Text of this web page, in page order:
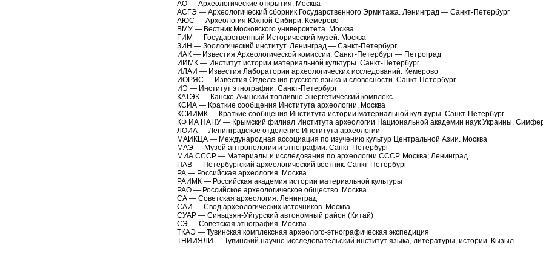
АО — Археологические открытия. Москва
АСГЭ — Археологический сборник Государственного Эрмитажа. Ленинград — Санкт-Петербург
АЮС — Археология Южной Сибири. Кемерово
ВМУ — Вестник Московского университета. Москва
ГИМ — Государственный Исторический музей. Москва
ЗИН — Зоологический институт. Ленинград — Санкт-Петербург
ИАК — Известия Археологической комиссии. Санкт-Петербург — Петроград
ИИМК — Институт истории материальной культуры. Санкт-Петербург
ИЛАИ — Известия Лаборатории археологических исследований. Кемерово
ИОРЯС — Известия Отделения русского языка и словесности. Санкт-Петербург
ИЭ — Институт этнографии. Санкт-Петербург
КАТЭК — Канско-Ачинский топливно-энергетический комплекс
КСИА — Краткие сообщения Института археологии. Москва
КСИИМК — Краткие сообщения Института истории материальной культуры. Санкт-Петербург
КФ ИА НАНУ — Крымский филиал Института археологии Национальной академии наук Украины.
ЛОИА — Ленинградское отделение Института археологии
МАИКЦА — Международная ассоциация по изучению культур Центральной Азии. Москва
МАЭ — Музей антропологии и этнографии. Санкт-Петербург
МИА СССР — Материалы и исследования по археологии СССР. Москва; Ленинград
ПАВ — Петербургский археологический вестник. Санкт-Петербург
РА — Российская археология. Москва
РАИМК — Российская академия истории материальной культуры
РАО — Российское археологическое общество. Москва
СА — Советская археология. Ленинград
САИ — Свод археологических источников. Москва
СУАР — Синьцзян-Уйгурский автономный район (Китай)
СЭ — Советская этнография. Москва
ТКАЭ — Тувинская комплексная археолого-этнографическая экспедиция
ТНИИЯЛИ — Тувинский научно-исследовательский институт языка, литературы, истории. Кызыл